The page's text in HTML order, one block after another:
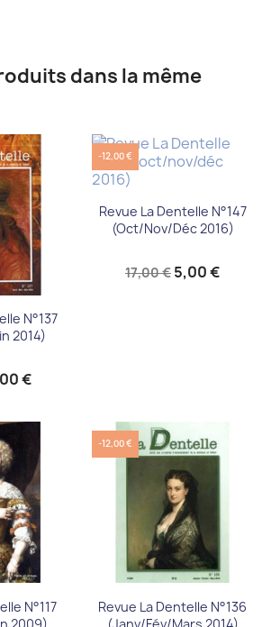
dans la même
N°137
2014)
€
Revue La Dentelle N°147
(oct/nov/déc 2016)
17,00 € 5,00 €
-12,00 €
N°117
2009)
Revue La Dentelle N°136
(Janv/Fév/Mars 2014)
-12,00 €